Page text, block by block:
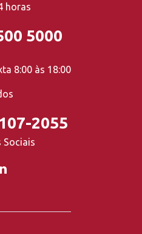
horas
5000
8:00 às 18:00
2055
Sociais